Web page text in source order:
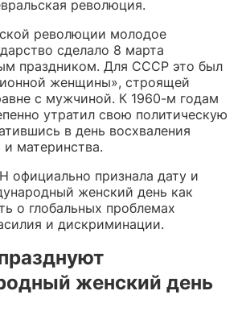
революция.
революции молодое
сделало 8 марта
праздником. Для СССР это был
женщины», строящей
с мужчиной. К 1960-м годам
утратил свою политическую
в день восхваления
материнства.
официально признала дату и
женский день как
о глобальных проблемах
и дискриминации.
женский день